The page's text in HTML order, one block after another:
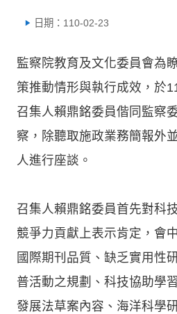
日期：110-02-23
監察院教育及文化委員會為
策推動情形與執行成效，於
召集人賴鼎銘委員偕同監察
察，除聽取施政業務簡報外
人進行座談。
召集人賴鼎銘委員首先對科
競爭力貢獻上表示肯定，會
國際期刊品質、缺乏實用性
普活動之規劃、科技協助學
發展法草案內容、海洋科學